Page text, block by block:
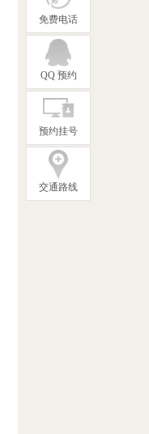
免费电话
QQ 预约
预约挂号
交通路线